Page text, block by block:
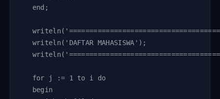
  end;
  writeln('DAFTAR MAHASISWA');
  for j := 1 to i do
  begin